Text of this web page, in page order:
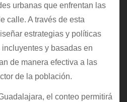
urbanas que enfrentan las
calle. A través de esta
estrategias y políticas
y basadas en
de manera efectiva a las
de la población.
el conteo permitirá